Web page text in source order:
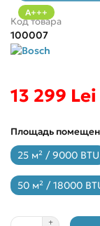
24000 BTU/ 55-70м²
A+++
Код товара
100007
13 299 Lei
Площадь
25 м² / 9000 BTU
50 м² / 18000